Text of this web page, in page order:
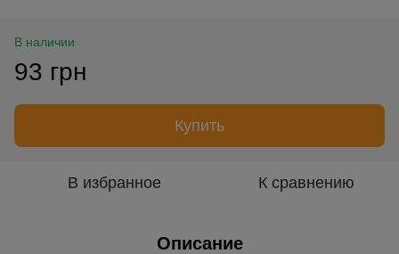
В наличии
93 грн
Купить
В избранное К сравнению
Описание